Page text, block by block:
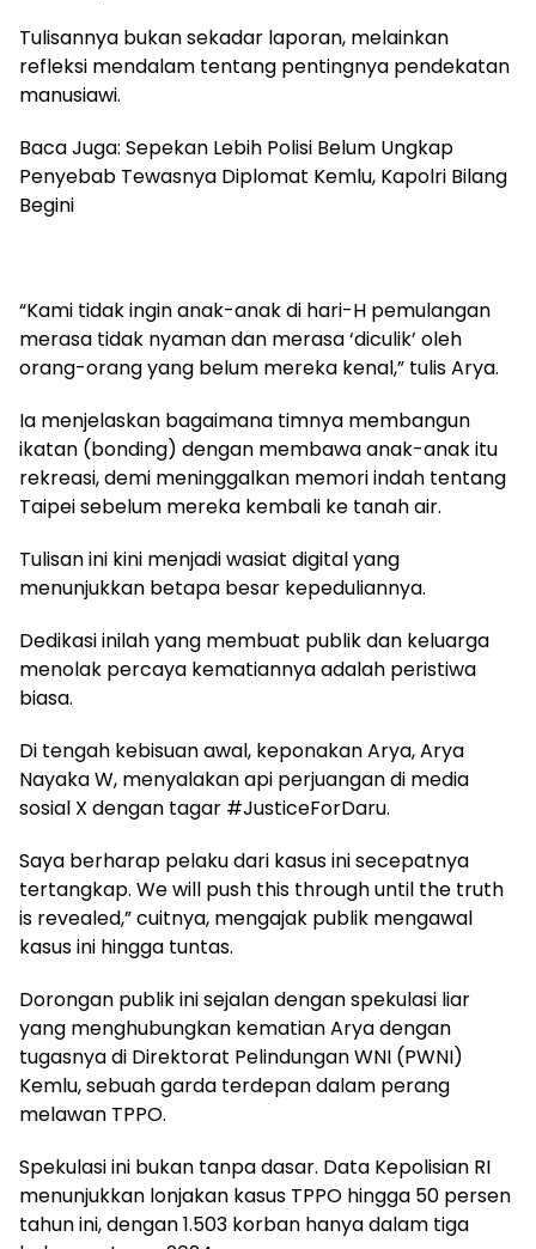
Tulisannya bukan sekadar laporan, melainkan
refleksi mendalam tentang pentingnya pendekatan
manusiawi.
Baca Juga: Sepekan Lebih Polisi Belum Ungkap
Penyebab Tewasnya Diplomat Kemlu, Kapolri Bilang
Begini
“Kami tidak ingin anak-anak di hari-H pemulangan
merasa tidak nyaman dan merasa ‘diculik’ oleh
orang-orang yang belum mereka kenal,” tulis Arya.
Ia menjelaskan bagaimana timnya membangun
ikatan (bonding) dengan membawa anak-anak itu
rekreasi, demi meninggalkan memori indah tentang
Taipei sebelum mereka kembali ke tanah air.
Tulisan ini kini menjadi wasiat digital yang
menunjukkan betapa besar kepeduliannya.
Dedikasi inilah yang membuat publik dan keluarga
menolak percaya kematiannya adalah peristiwa
biasa.
Di tengah kebisuan awal, keponakan Arya, Arya
Nayaka W, menyalakan api perjuangan di media
sosial X dengan tagar #JusticeForDaru.
Saya berharap pelaku dari kasus ini secepatnya
tertangkap. We will push this through until the truth
is revealed,” cuitnya, mengajak publik mengawal
kasus ini hingga tuntas.
Dorongan publik ini sejalan dengan spekulasi liar
yang menghubungkan kematian Arya dengan
tugasnya di Direktorat Pelindungan WNI (PWNI)
Kemlu, sebuah garda terdepan dalam perang
melawan TPPO.
Spekulasi ini bukan tanpa dasar. Data Kepolisian RI
menunjukkan lonjakan kasus TPPO hingga 50 persen
tahun ini, dengan 1.503 korban hanya dalam tiga